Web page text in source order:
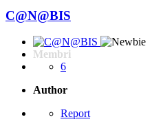
C@N@BIS
Membri
6
Author
Report